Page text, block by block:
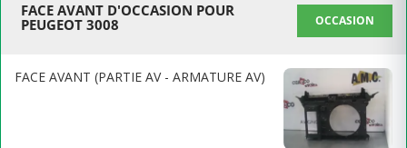
FACE AVANT D'OCCASION POUR
PEUGEOT 3008
OCCASION
FACE AVANT (PARTIE AV - ARMATURE AV)